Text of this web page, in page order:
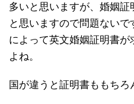
多いと思いますが、婚姻
と思いますので問題ない
によって英文婚姻証明書
よね。
国が違うと証明書ももちろ